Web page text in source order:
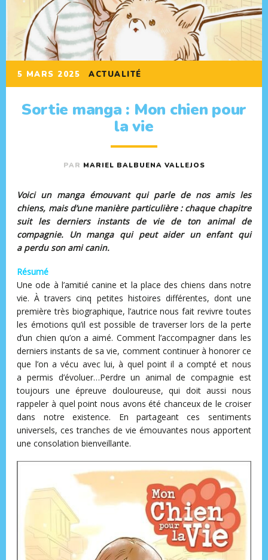
5 MARS 2025 ACTUALITÉ
Sortie manga : Mon chien pour
la vie
PAR MARIEL BALBUENA VALLEJOS
Voici un manga émouvant qui parle de nos amis les
chiens, mais d’une manière particulière : chaque chapitre
suit les derniers instants de vie de ton animal de
compagnie. Un manga qui peut aider un enfant qui
a perdu son ami canin.
Résumé
Une ode à l’amitié canine et la place des chiens dans notre
vie. À travers cinq petites histoires différentes, dont une
première très biographique, l’autrice nous fait revivre toutes
les émotions qu’il est possible de traverser lors de la perte
d’un chien qu’on a aimé. Comment l’accompagner dans les
derniers instants de sa vie, comment continuer à honorer ce
que l’on a vécu avec lui, à quel point il a compté et nous
a permis d’évoluer…Perdre un animal de compagnie est
toujours une épreuve douloureuse, qui doit aussi nous
rappeler à quel point nous avons été chanceux de le croiser
dans notre existence. En partageant ces sentiments
universels, ces tranches de vie émouvantes nous apportent
une consolation bienveillante.